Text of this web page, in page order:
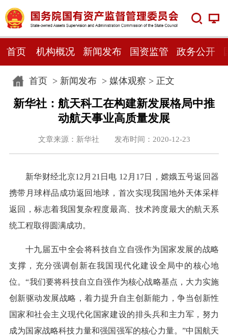
首页 机构概况 新闻发布 国资监管 政务公开
首页> 新闻发布> 媒体观察 > 正文
新华社：航天科工在构建新发展格局中推
动航天事业高质量发展
文章来源：新华社 发布时间：2020-12-23
新华财经北京12月21日电 12月17日，嫦娥五号返回器
携带月球样品成功返回地球，首次实现我国地外天体采样
返回，标志着我国复杂程度最高、技术跨度最大的航天系
统工程取得圆满成功。
十九届五中全会将科技自立自强作为国家发展的战略
支撑，充分强调创新在我国现代化建设全局中的核心地
位。“我们要将科技自立自强作为核心战略基点，大力实施
创新驱动发展战略，着力提升自主创新能力，争当创新性
国家和社会主义现代化国家建设的排头兵和主力军，努力
成为国家战略科技力量和强国强军的核心力量。”中国航天